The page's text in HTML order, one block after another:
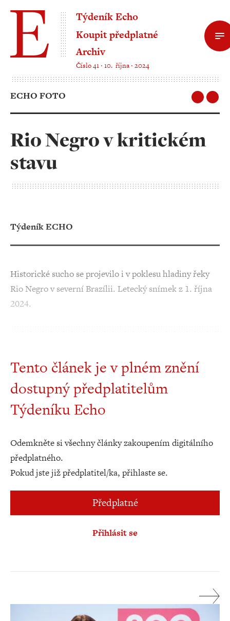
Týdeník Echo
Koupit předplatné
Archiv
Číslo 41 ‧ 10. října ‧ 2024
ECHO FOTO
Rio Negro v kritickém
stavu
Týdeník ECHO
Historické sucho se projevilo i v poklesu hladiny řeky
Rio Negro v severní Brazílii. Letecký snímek z 1. října
2024.
Tento článek je v plném znění
dostupný předplatitelům
Týdeníku Echo
Odemkněte si všechny články zakoupením digitálního
předplatného.
Pokud jste již předplatitel/ka, přihlaste se.
Předplatné
Přihlásit se